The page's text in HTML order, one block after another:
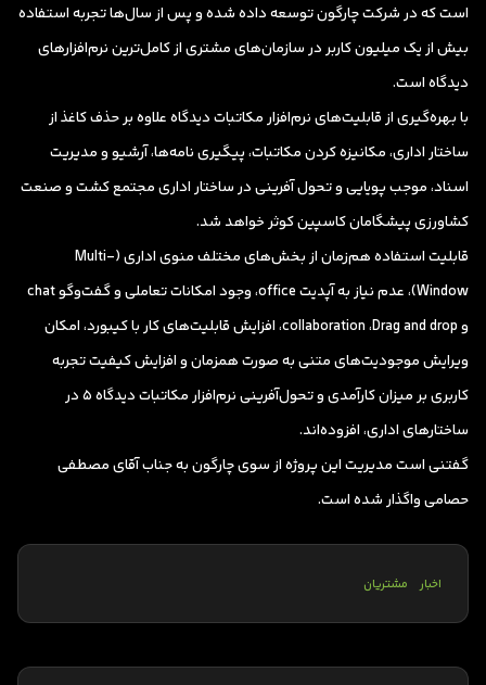
است که در شرکت چارگون توسعه داده شده و پس از سال‌ها تجربه استفاده
بیش از یک میلیون کاربر در سازمان‌های مشتری از کامل‌ترین نرم‌افزارهای
دیدگاه است.
با بهره‌گیری از قابلیت‌های نرم‌افزار مکاتبات دیدگاه علاوه بر حذف کاغذ از
ساختار اداری، مکانیزه کردن مکاتبات، پیگیری نامه‌ها، آرشیو و مدیریت
اسناد، موجب پویایی و تحول آفرینی در ساختار اداری مجتمع کشت و صنعت
کشاورزی پیشگامان کاسپین کوثر خواهد شد.
قابلیت استفاده هم‌زمان از بخش‌های مختلف منوی اداری (Multi-
Window)، عدم نیاز به آپدیت office، وجود امکانات تعاملی و گفت‌و‌گو chat
و collaboration ،Drag and drop، افزایش قابلیت‌های کار با کیبورد، امکان
ویرایش موجودیت‌های متنی به صورت همزمان و افزایش کیفیت تجربه
کاربری بر میزان کارآمدی و تحول‌آفرینی نرم‌افزار مکاتبات دیدگاه 5 در
ساختار‌های اداری، افزوده‌اند.
گفتنی است مدیریت این پروژه از سوی چارگون به جناب آقای مصطفی
حصامی واگذار شده است.
اخبار مشتریان